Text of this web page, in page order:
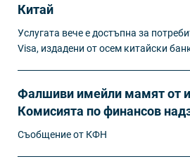
Китай
Услугата вече е достъпна за
Visa, издадени от осем китайски
Фалшиви имейли мамят от
Комисията по финансов
Съобщение от КФН